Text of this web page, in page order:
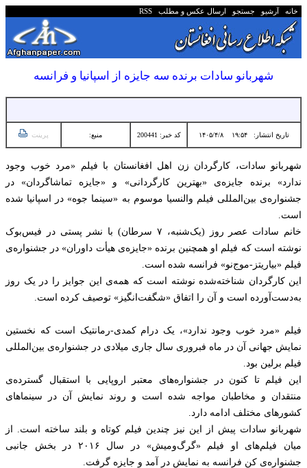
خانه آرشیو جستجو ارسال عکس و مطلب RSS
شهربانو سادات برنده‌ سه جایزه از اسپانیا و فرانسه
تاریخ انتشار: ۱۹:۵۴ ۱۴۰۵/۴/۸ کد خبر: 200441 منبع: پرینت
شهربانو سادات، کارگردان زن اهل افغانستان با فیلم «مرد خوب وجود
ندارد» برنده‌ جایزه‌ی «بهترین کارگردانی» و «جایزه تماشاگردان» در
جشنواره‌ی بین‌المللی فیلم والنسیا موسوم به «سینما جوه» در اسپانیا شده
است.
خانم سادات عصر روز (یک‌شنبه، ۷ سرطان) با نشر پستی در فیس‌بوک
نوشته است که فیلم او همچنین برنده‌ «جایزه‌ی هیأت داوران» در جشنواره‌ی
فیلم «بیاریتز-موج‌نو» فرانسه شده است.
این کارگردان شناخته‌شده نوشته است که همه‌ی این جوایز را در یک روز
به‌دست‌آورده است و آن را اتفاق «شگفت‌انگیز» توصیف کرده است.
فیلم «مرد خوب وجود ندارد»، یک درام کمدی-رمانتیک است که نخستین
نمایش جهانی آن در ماه فبروری سال جاری میلادی در جشنواره‌ی بین‌المللی
فیلم برلین بود.
این فیلم تا کنون در جشنواره‌های معتبر اروپایی با استقبال گسترده‌ی
منتقدان و مخاطبان مواجه شده است و روند نمایش آن در سینماهای
کشورهای مختلف ادامه دارد.
شهربانو سادات پیش از این نیز چندین فیلم کوتاه و بلند ساخته است. از
میان فیلم‌های او فیلم «گرگ‌ومیش» در سال ۲۰۱۶ در بخش جانبی
جشنواره‌ی کن فرانسه به نمایش در آمد و جایزه گرفت.